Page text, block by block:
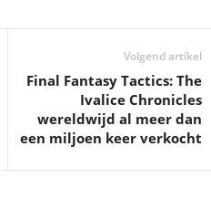
Volgend artikel
Final Fantasy Tactics: The
Ivalice Chronicles
wereldwijd al meer dan
een miljoen keer verkocht